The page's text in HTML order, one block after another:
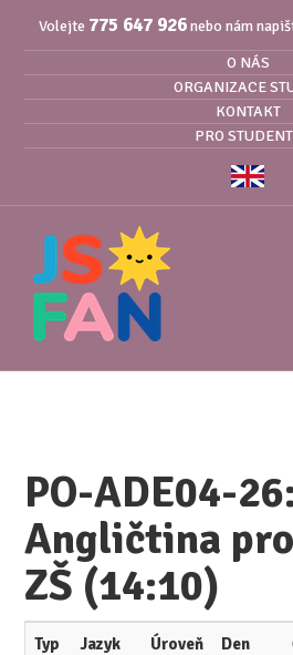
Volejte 775 647 926nebo nám
O NÁS
ORGANIZACE
KONTAKT
PRO
PO-ADE04-26:
Angličtina
ZŠ (14:10)
Typ Jazyk Úroveň Den